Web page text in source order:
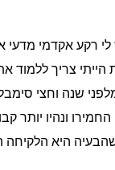
תרופות 11 שנה. יש לי
צריך ללמוד
ונהיו יותר
היא